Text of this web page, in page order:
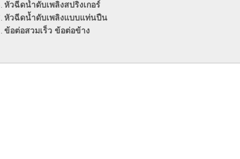
หัวฉีดน้ำดับเพลิงสปริงเกอร์
หัวฉีดน้ำดับเพลิงแบบแท่นปืน
ข้อต่อสวมเร็ว ข้อต่อข้าง